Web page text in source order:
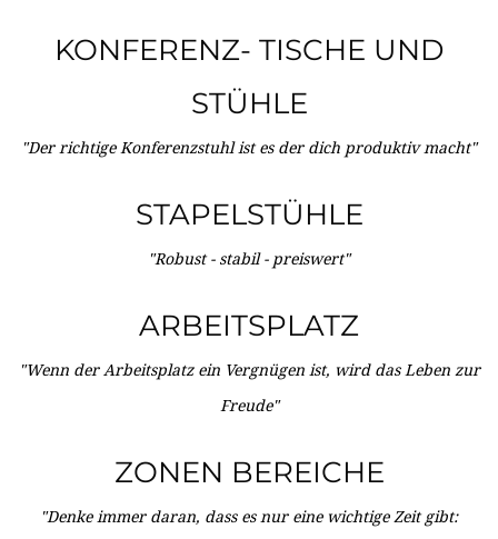
KONFERENZ- TISCHE UND
STÜHLE
"Der richtige Konferenzstuhl ist es der dich produktiv macht"
STAPELSTÜHLE
"Robust - stabil - preiswert"
ARBEITSPLATZ
"Wenn der Arbeitsplatz ein Vergnügen ist, wird das Leben zur
Freude"
ZONEN BEREICHE
"Denke immer daran, dass es nur eine wichtige Zeit gibt: